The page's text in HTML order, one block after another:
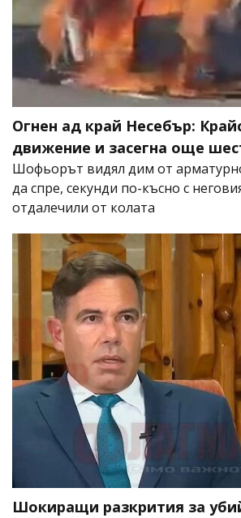
Огнен ад край Несебър:
движение и засегна още
Шофьорът видял дим от
да спре, секунди по-късно с
отдалечили от колата
Шокиращи разкрития за